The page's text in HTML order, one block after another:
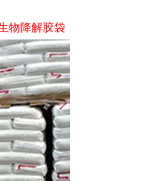
物降解胶袋